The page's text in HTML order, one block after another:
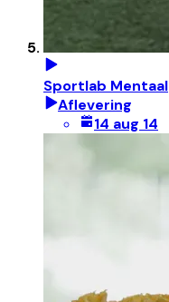
Sportlab Mentaal
Aflevering
14 aug 14